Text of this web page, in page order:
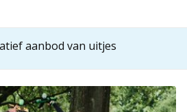
aanbod van uitjes